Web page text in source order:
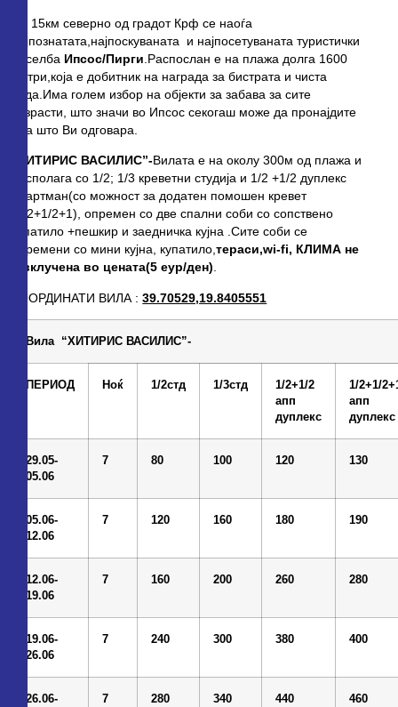
На 15км северно од градот Крф се наоѓа
најпознатата,најпоскуваната и најпосетуваната туристички
населба Ипсос/Пирги .Распослан е на плажа долга 1600
метри,која е добитник на награда за бистрата и чиста
вода.Има голем избор на објекти за забава за сите
возрасти, што значи во Ипсос секогаш може да пронајдите
она што Ви одговара.
“ХИТИРИС ВАСИЛИС”-Вилата е на околу 300м од плажа и
располага со 1/2; 1/3 креветни студија и 1/2 +1/2 дуплекс
апартман(со можност за додатен помошен кревет
-1/2+1/2+1), опремен со две спални соби со сопствено
купатило +пешкир и заедничка кујна .Сите соби се
опремени со мини кујна, купатило,тераси,wi-fi, КЛИМА не
вклучена во цената(5 еур/ден).
КООРДИНАТИ ВИЛА :39.70529,19.8405551
Вила “ХИТИРИС ВАСИЛИС”-
ПЕРИОД Ноќ 1/2стд 1/3стд 1/2+1/2
апп
дуплекс
1/2+1/
апп
дуплекс
29.05-
05.06
7 80 100 120 130
05.06-
12.06
7 120 160 180 190
12.06-
19.06
7 160 200 260 280
19.06-
26.06
7 240 300 380 400
26.06-
7 280 340 440 460